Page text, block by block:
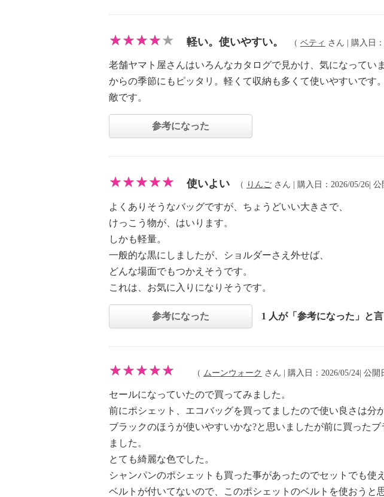
軽い。使いやすい。 （ ベティ さん | 購入日
老舗ヤマト屋さんはいろんなカタログで見かけ、気になって
からの季節にもピッタリ。軽くて収納も多くて使いやすいで
敵です。
参考になった
使いよい （ りんご さん | 購入日：2026/05/26| 公
よくありそうなバッグですが、ちょうどいい大きさで、
けっこう物が、はいります。
しかも軽量。
一般的な黒にしましたが、ショルダーさえ外せば、
どんな場面でもつかえそうです。
これは、お気に入りになりそうです。
参考になった 1 人が「参考になった」と
（ ムーンウォーク さん | 購入日：2026/05/24| 公開
セールになっていたので買ってみました。
前にポシェット、エコバッグを買ってましたので使い良さは分
ブラックのほうが使いやすいかな?と思いましたが前に買った
ました。
とても綺麗な色でした。
シャンパンのポシェットも買った事があったのでセットでも使
ベルトが付いてないので、このポシェットのベルトを使おうと